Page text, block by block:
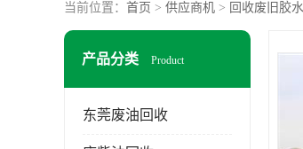
当前位置： 首页 > 供应商机 > 回收废旧胶水
产品分类 Product
东莞废油回收